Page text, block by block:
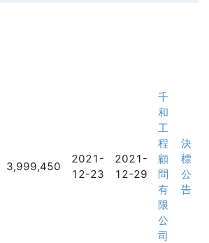
3,999,450
2021-
12-23
2021-
12-29
千
和
工
程
顧
問
有
限
公
司
決
標
公
告